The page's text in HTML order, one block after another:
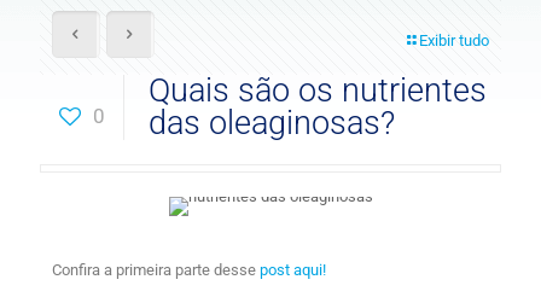
Exibir tudo
0
Quais são os nutrientes
das oleaginosas?
Confira a primeira parte desse post aqui!